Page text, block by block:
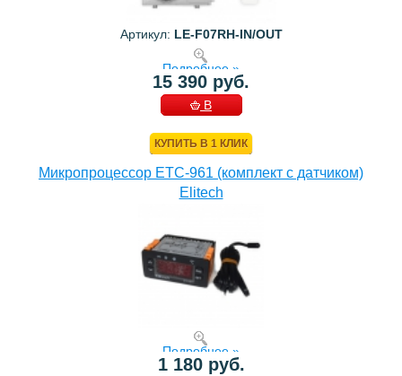
Артикул: LE-F07RH-IN/OUT
Подробнее »
15 390 руб.
В
КУПИТЬ В 1 КЛИК
Микропроцессор ETC-961 (комплект c датчиком)
Elitech
Подробнее »
1 180 руб.